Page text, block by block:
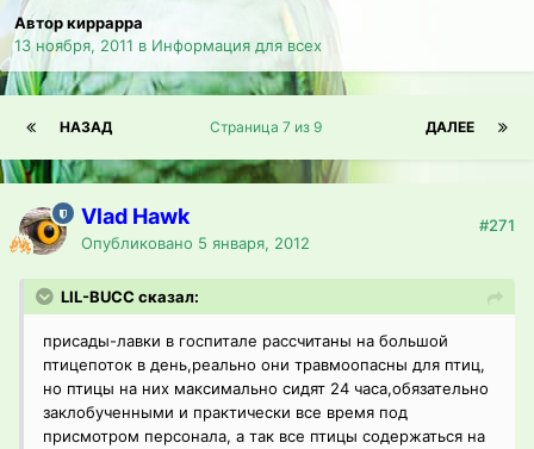
Автор киррарра
13 ноября, 2011 в Информация для всех
НАЗАД ДАЛЕЕ
Страница 7 из 9
Vlad Hawk
Опубликовано 5 января, 2012
#271
LIL-BUCC сказал:
присады-лавки в госпитале рассчитаны на большой
птицепоток в день,реально они травмоопасны для птиц,
но птицы на них максимально сидят 24 часа,обязательно
заклобученными и практически все время под
присмотром персонала, а так все птицы содержаться на